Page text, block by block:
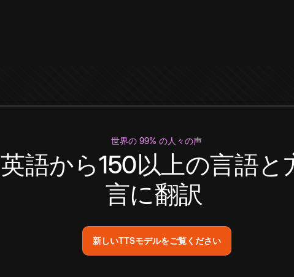
世界の 99% の人々の声
英語から150以上の言語と
言に翻訳
新しいTTSモデルをご覧ください